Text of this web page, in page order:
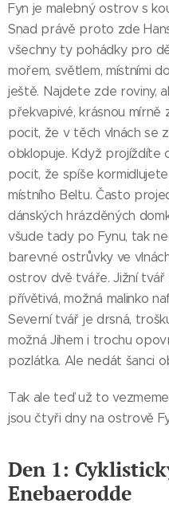
Fyn je malebný ostrov s
Snad právě proto zde
všechny ty pohádky pro
mořem, světlem, místními
ještě. Najdete zde roviny,
překvapivé, krásnou mírně
pocit, že v těch vlnách se
obklopuje. Když projíždíte
pocit, že spíše
místního Beltu. Často
dánských hrázděných
všude tady po Fynu, tak
barevné ostrůvky ve
ostrov dvě tváře. Jižní
přívětivá, možná malinko
Severní tvář je drsná,
možná Jihem i trochu
pozlátka. Ale nedát šanci
Tak ale teď už to
jsou čtyři dny na ostrově
Den 1:
Enebaerodde